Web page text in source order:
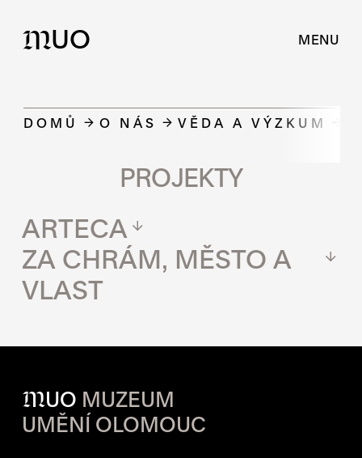
MUO MENU
DOMŮ O NÁS VĚDA A VÝZKUM
PROJEKTY
ARTECA
ZA CHRÁM, MĚSTO A
VLAST
MUO MUZEUM
UMĚNÍ OLOMOUC